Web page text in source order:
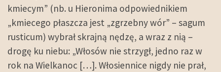
kmiecym” (nb. u Hieronima odpowiednikiem
„kmiecego płaszcza jest „zgrzebny wór” – sagum
rusticum) wybrał skrajną nędzę, a wraz z nią –
drogę ku niebu: „Włosów nie strzygł, jedno raz w
rok na Wielkanoc […]. Włosiennice nigdy nie prał,